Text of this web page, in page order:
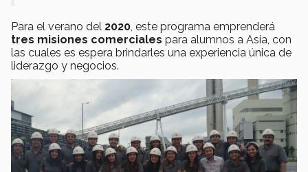
Para el verano del 2020 , este programa emprenderá
tres misiones comerciales para alumnos a Asia, con
las cuales es espera brindarles una experiencia única de
liderazgo y negocios.